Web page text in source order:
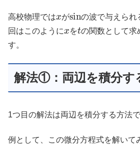
高校物理では が
sin
の波で与えられ
回はこのように
を
t
の関数として求
す。
解法①：両辺を積分す
1つ目の解法は両辺を積分する方法で
例として、この微分方程式を解いて